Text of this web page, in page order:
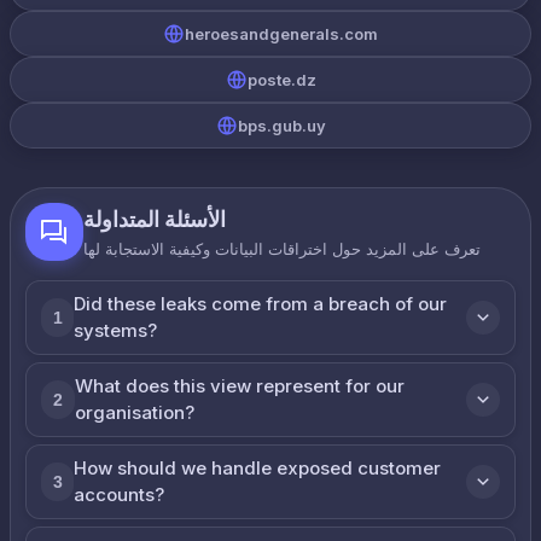
heroesandgenerals.com
poste.dz
bps.gub.uy
الأسئلة المتداولة
تعرف على المزيد حول اختراقات البيانات وكيفية الاستجابة لها
1
Did these leaks come from a breach of our
systems?
2
What does this view represent for our
organisation?
3
How should we handle exposed customer
accounts?